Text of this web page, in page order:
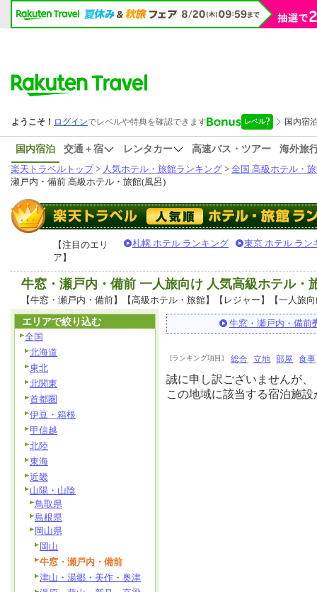
国内宿泊 交通＋宿 レンタカー 高速バス・ツアー
海外旅
楽天トラベルトップ> 人気ホテル・旅館ランキング > 全国 高級ホテル・
瀬戸内・備前 高級ホテル・旅館(風呂)
【注目のエリ
ア】
札幌 ホテル ランキング 東京 ホテル ラン
牛窓・瀬戸内・備前 一人旅向け 人気高級ホテル・
【牛窓・瀬戸内・備前】【高級ホテル・旅館】【レジャー】【一人旅
牛窓・瀬戸内・備前
[ランキング項目] 総合 立地 部屋 食事
誠に申し訳ございませんが、
この地域に該当する宿泊施
エリアで絞り込む
全国
北海道
東北
北関東
首都圏
伊豆・箱根
甲信越
北陸
東海
近畿
山陽・山陰
鳥取県
島根県
岡山県
岡山
牛窓・瀬戸内・備前
津山・湯郷・美作・奥津